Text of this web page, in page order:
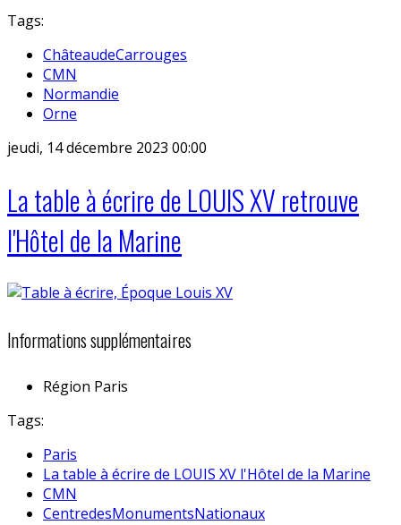
Tags:
ChâteaudeCarrouges
CMN
Normandie
Orne
jeudi, 14 décembre 2023 00:00
La table à écrire de LOUIS XV retrouve
l'Hôtel de la Marine
Informations supplémentaires
Région Paris
Tags:
Paris
La table à écrire de LOUIS XV l'Hôtel de la Marine
CMN
CentredesMonumentsNationaux